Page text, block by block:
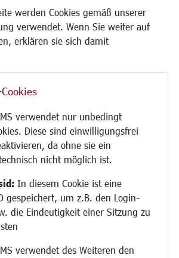
werden Cookies gemäß unserer
verwendet. Wenn Sie weiter auf
erklären sie sich damit
verwendet nur unbedingt
Diese sind einwilligungsfrei
da ohne sie ein
nicht möglich ist.
In diesem Cookie ist eine
gespeichert, um z.B. den Login-
die Eindeutigkeit einer Sitzung zu
verwendet des Weiteren den